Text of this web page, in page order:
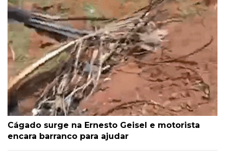
Cágado surge na Ernesto Geisel e motorista
encara barranco para ajudar